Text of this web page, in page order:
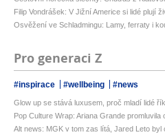
Filip Vondrášek: V Jižní Americe si lidé plují
Osvěžení ve Schladmingu: Lamy, ferraty i
Pro generaci Z
#inspirace #wellbeing #news
Glow up se stává luxusem, proč mladí lidé
Pop Culture Wrap: Ariana Grande
Alt news: MGK v tom zas lítá, Jared Leto byl